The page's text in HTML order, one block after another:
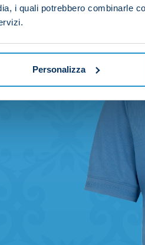
i quali potrebbero combinarle
Personalizza